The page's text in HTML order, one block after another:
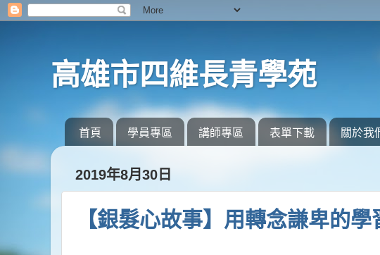
高雄市四維長青學苑
首頁 學員專區 講師專區 表單下載 關於我
2019年8月30日
【銀髮心故事】用轉念謙卑的